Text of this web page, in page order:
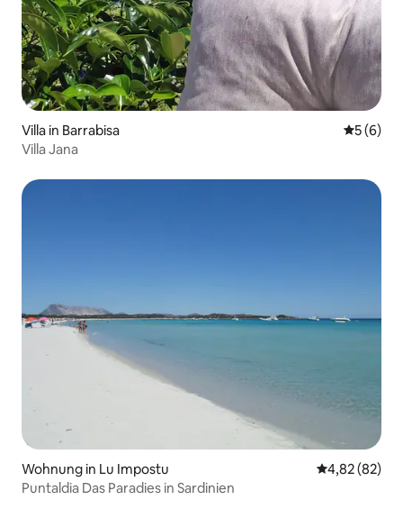
Villa in Barrabisa
5 (6)
Villa Jana
Wohnung in Lu Impostu
4,82 (82)
Puntaldia Das Paradies in Sardinien